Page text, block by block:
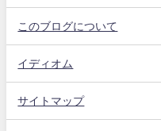
このブログについて
イディオム
サイトマップ